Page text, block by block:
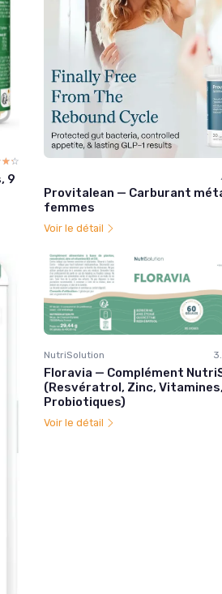
9
Provitalean — Carburant
femmes
Voir le détail
NutriSolution
Floravia — Complément
(Resvératrol, Zinc, Vitamines,
Probiotiques)
Voir le détail